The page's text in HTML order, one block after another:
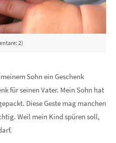
2)
Sohn ein Geschenk
für seinen Vater. Mein Sohn hat
Diese Geste mag manchen
Weil mein Kind spüren soll,